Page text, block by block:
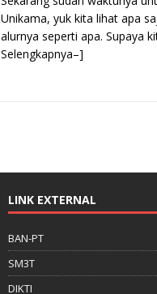
Unikama, yuk kita lihat apa
alurnya seperti apa. Supaya
Selengkapnya–]
LINK EXTERNAL
BAN-PT
SM3T
DIKTI